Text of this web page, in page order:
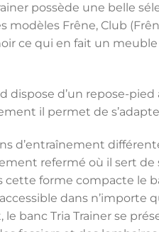
possède une belle
modèles Frêne, Club
ce qui en fait un meuble
dispose d’un repose-
il permet de
d’entraînement
refermé où il sert
cette forme compacte le
dans n’importe
banc Tria Trainer se